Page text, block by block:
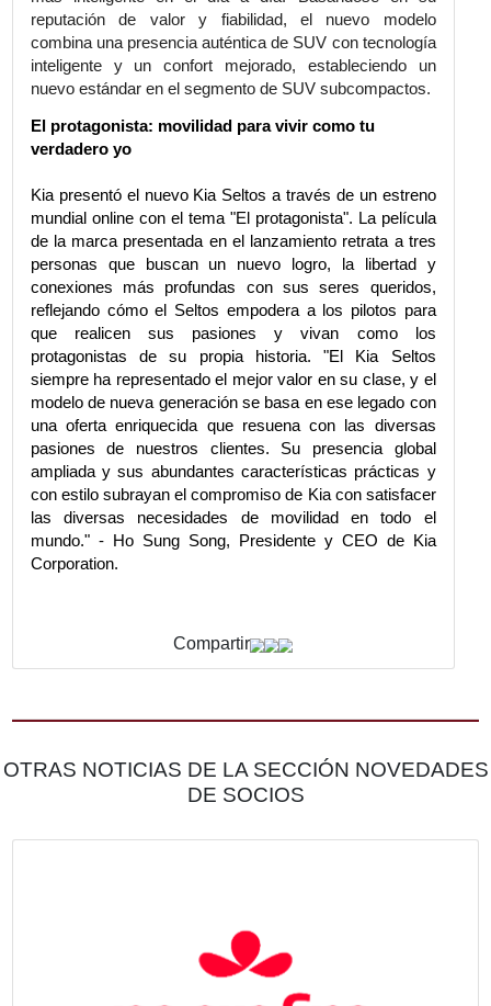
Representando una audaz evolución de uno
modelos clave de Kia, el nuevo Seltos
liderazgo en diseño de la marca y su
ofrecer una practicidad refinada y una
avanzada para estilos de vida modernos.
producto global estratégicamente significativo, el
Kia Seltos ha sido rediseñado para
experiencia de conducción más segura y una
más inteligente en el día a día. Basándose
reputación de valor y fiabilidad, el nuevo
combina una presencia auténtica de SUV con
inteligente y un confort mejorado,
nuevo estándar en el segmento de SUV
El protagonista: movilidad para vivir como tu
verdadero yo
Kia presentó el nuevo Kia Seltos a través de un
mundial online con el tema "El protagonista". La
de la marca presentada en el lanzamiento retrata
personas que buscan un nuevo logro, la
que realicen sus pasiones y vivan
siempre ha representado el mejor valor en su
una oferta enriquecida que resuena con las
pasiones de nuestros clientes. Su presencia